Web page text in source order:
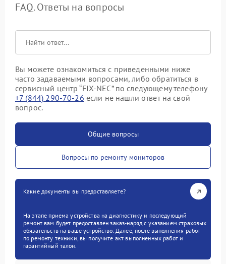
FAQ. Ответы на вопросы
Вы можете ознакомиться с приведенными ниже
часто задаваемыми вопросами, либо обратиться в
сервисный центр “FIX-NEC” по следующему телефону
+7 (844) 290-70-26 если не нашли ответ на свой
вопрос.
Общие вопросы
Вопросы по ремонту мониторов
Какие документы вы предоставляете?
На этапе приема устройства на диагностику и последующий
ремонт вам будет предоставлен заказ-наряд с указанием страховых
обязательств на ваше устройство. Далее, после выполнения работ
по ремонту техники, вы получите акт выполненных работ и
гарантийный талон.